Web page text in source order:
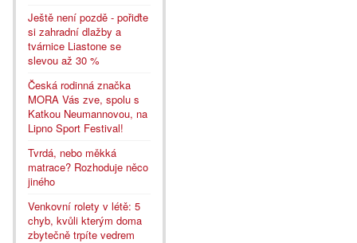
Ještě není pozdě - pořiďte
si zahradní dlažby a
tvárnice Liastone se
slevou až 30 %
Česká rodinná značka
MORA Vás zve, spolu s
Katkou Neumannovou, na
Lipno Sport Festival!
Tvrdá, nebo měkká
matrace? Rozhoduje něco
jiného
Venkovní rolety v létě: 5
chyb, kvůli kterým doma
zbytečně trpíte vedrem